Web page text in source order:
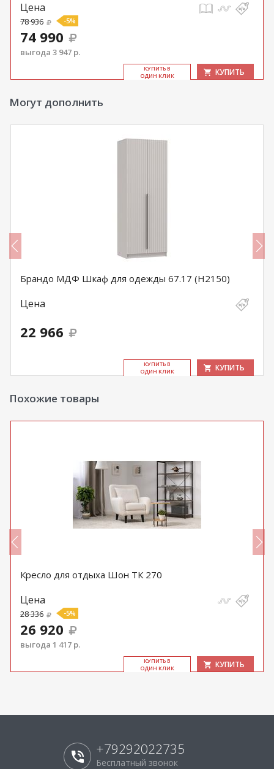
Цена
78 936 -5%
74 990
выгода 3 947 р.
КУ­ПИТЬ В
ОДИН КЛИК
КУПИТЬ
Могут дополнить
Брандо МДФ Шкаф для одежды 67.17 (Н2150)
Цена
22 966
КУ­ПИТЬ В
ОДИН КЛИК
КУПИТЬ
Похожие товары
Кресло для отдыха Шон ТК 270
Цена
28 336 -5%
26 920
выгода 1 417 р.
КУ­ПИТЬ В
ОДИН КЛИК
КУПИТЬ
+79292022735
Бесплатный звонок